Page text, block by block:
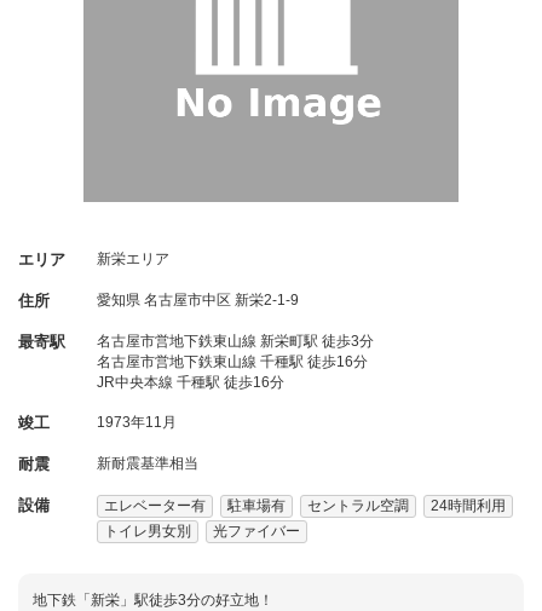
エリア 新栄エリア
住所 愛知県 名古屋市中区 新栄2-1-9
最寄駅
名古屋市営地下鉄東山線 新栄町駅 徒歩3分
名古屋市営地下鉄東山線 千種駅 徒歩16分
JR中央本線 千種駅 徒歩16分
竣工 1973年11月
耐震 新耐震基準相当
設備 エレベーター有 駐車場有 セントラル空調
24時間利用
トイレ男女別
光ファイバー
地下鉄「新栄」駅徒歩3分の好立地！